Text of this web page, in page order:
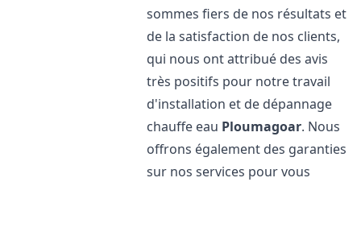
sommes fiers de nos résultats et
de la satisfaction de nos clients,
qui nous ont attribué des avis
très positifs pour notre travail
d'installation et de dépannage
chauffe eau Ploumagoar. Nous
offrons également des garanties
sur nos services pour vous